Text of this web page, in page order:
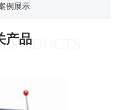
例展示
产品